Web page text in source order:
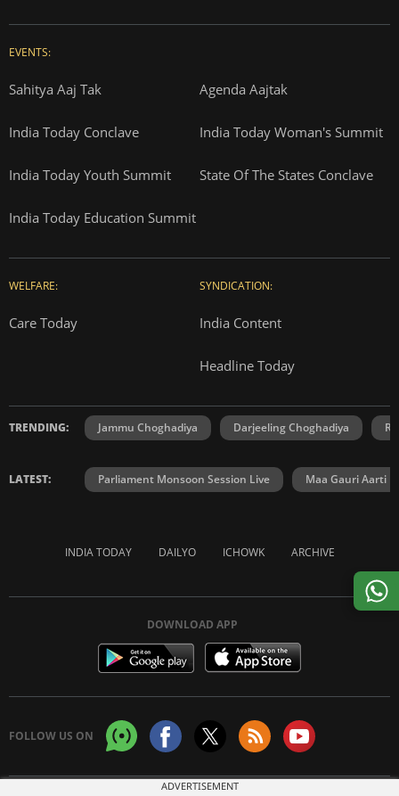
EVENTS:
Sahitya Aaj Tak Agenda Aajtak
India Today Conclave India Today Woman's Summit
India Today Youth Summit State Of The States Conclave
India Today Education Summit
WELFARE:
Care Today
SYNDICATION:
India Content
Headline Today
TRENDING: Jammu Choghadiya Darjeeling Choghadiya
LATEST: Parliament Monsoon Session Live Maa Gauri Aarti
INDIA TODAY DAILYO ICHOWK ARCHIVE
DOWNLOAD APP
FOLLOW US ON
ADVERTISEMENT